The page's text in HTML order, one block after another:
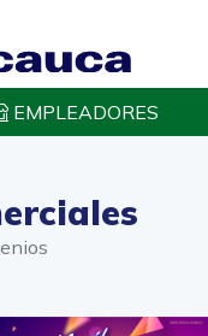
EMPLEADORES